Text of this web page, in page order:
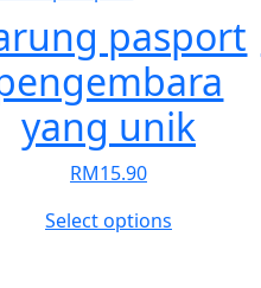
pasport
yang unik
RM15.90
Select optionsThis